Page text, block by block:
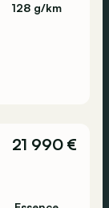
128 g/km
21 990 €